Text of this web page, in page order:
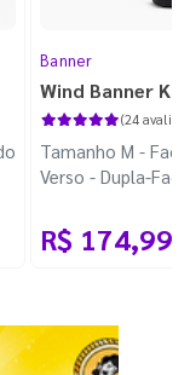
Banner
Wind Banner
(24
Tamanho M -
Verso - Dupla-
R$ 174,99